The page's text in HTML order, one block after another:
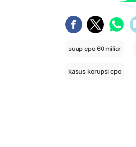
suap cpo 60 miliar
kasus korupsi cpo